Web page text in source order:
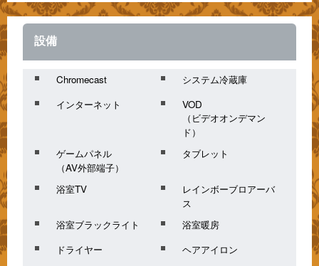
設備
Chromecast
システム冷蔵庫
インターネット
VOD
（ビデオオンデマン
ド）
ゲームパネル
（AV外部端子）
タブレット
浴室TV
レインボーブロアーバ
ス
浴室ブラックライト
浴室暖房
ドライヤー
ヘアアイロン